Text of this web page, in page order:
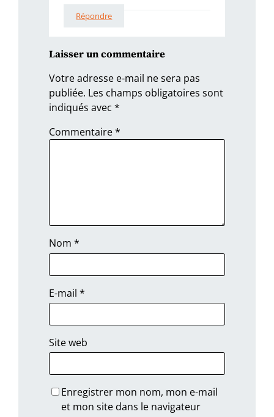
Répondre
Laisser un commentaire
Votre adresse e-mail ne sera pas
publiée. Les champs obligatoires sont
indiqués avec*
Commentaire*
Nom*
E-mail*
Site web
Enregistrer mon nom, mon e-mail
et mon site dans le navigateur